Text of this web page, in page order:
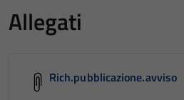
Allegati
Rich.pubblicazione.avviso